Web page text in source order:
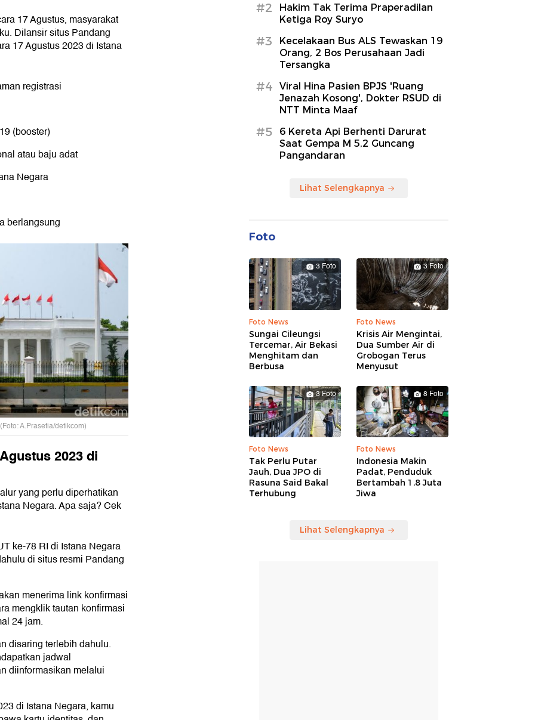
17 Agustus, masyarakat
Dilansir situs Pandang
17 Agustus 2023 di Istana
registrasi
(booster)
atau baju adat
Negara
berlangsung
A.Prasetia/detikcom)
2023 di
yang perlu diperhatikan
Negara. Apa saja? Cek
ke-78 RI di Istana Negara
di situs resmi Pandang
menerima link konfirmasi
mengklik tautan konfirmasi
24 jam.
disaring terlebih dahulu.
jadwal
diinformasikan melalui
di Istana Negara, kamu
#2
Hakim Tak Terima Praperadilan
Ketiga Roy Suryo
#3
Kecelakaan Bus ALS Tewaskan 19
Orang, 2 Bos Perusahaan Jadi
Tersangka
#4
Viral Hina Pasien BPJS 'Ruang
Jenazah Kosong', Dokter RSUD di
NTT Minta Maaf
#5
6 Kereta Api Berhenti Darurat
Saat Gempa M 5,2 Guncang
Pangandaran
Lihat Selengkapnya
Foto
3 Foto
Foto News
Sungai Cileungsi
Tercemar, Air Bekasi
Menghitam dan
Berbusa
3 Foto
Foto News
Krisis Air Mengintai,
Dua Sumber Air di
Grobogan Terus
Menyusut
3 Foto
Foto News
Tak Perlu Putar
Jauh, Dua JPO di
Rasuna Said Bakal
Terhubung
8 Foto
Foto News
Indonesia Makin
Padat, Penduduk
Bertambah 1,8 Juta
Jiwa
Lihat Selengkapnya